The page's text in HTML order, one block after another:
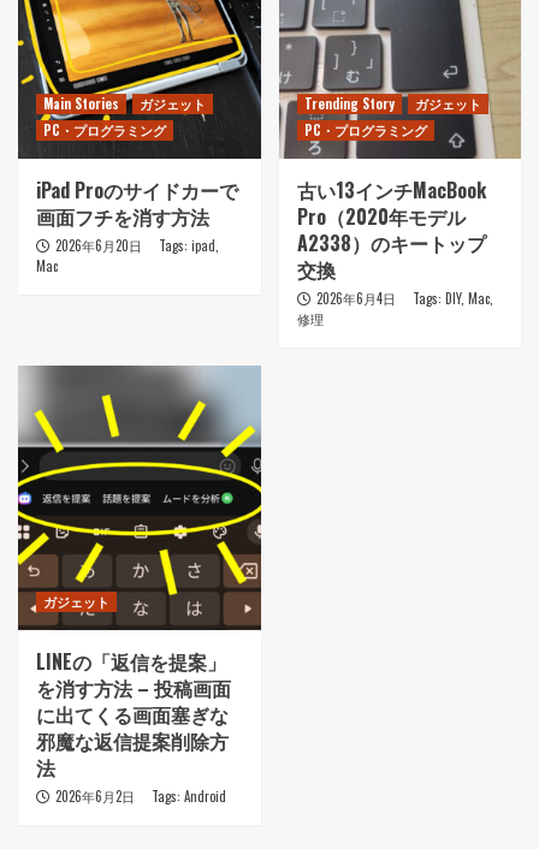
Main Stories
ガジェット
PC・プログラミング
iPad Proのサイドカーで
画面フチを消す方法
2026年6月20日 Tags: ipad,
Mac
Trending Story
ガジェット
PC・プログラミング
古い13インチMacBook
Pro（2020年モデル
A2338）のキートップ
交換
2026年6月4日 Tags: DIY, Mac,
修理
ガジェット
LINEの「返信を提案」
を消す方法 – 投稿画面
に出てくる画面塞ぎな
邪魔な返信提案削除方
法
2026年6月2日 Tags: Android